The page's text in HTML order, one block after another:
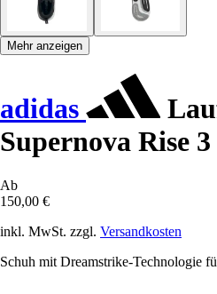
Mehr anzeigen
adidas
Supernova Rise 3
Ab
150,00 €
inkl. MwSt. zzgl. Versandkosten
Schuh mit Dreamstrike-Technologie